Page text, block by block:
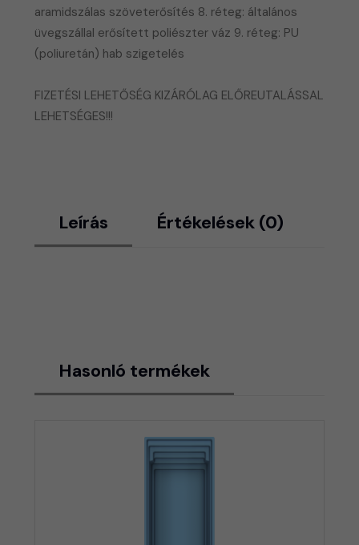
aramidszálas szöveterősítés 8. réteg: általános
üvegszállal erősített poliészter váz 9. réteg: PU
(poliuretán) hab szigetelés
FIZETÉSI LEHETŐSÉG KIZÁRÓLAG ELŐREUTALÁSSAL
LEHETSÉGES!!!
Leírás Értékelések (0)
Hasonló termékek